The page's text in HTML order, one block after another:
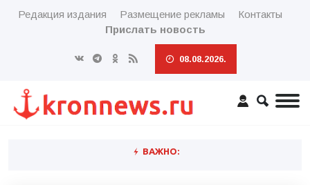
Редакция издания Размещение рекламы
Контакты
Прислать новость
08.08.2026.
ВАЖНО: